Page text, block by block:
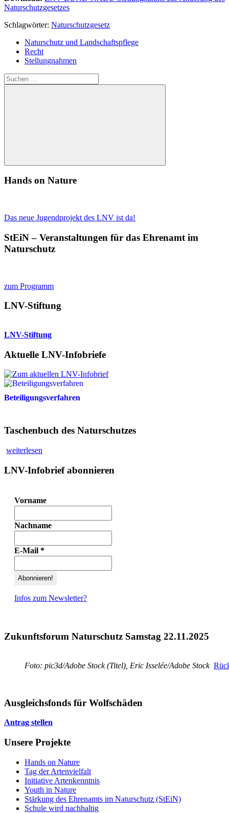
Naturschutzgesetzes
Schlagwörter: Naturschutzgesetz
Naturschutz und Landschaftspflege
Recht
Stellungnahmen
Suchen
nach:
Suchen
Hands on Nature
Das neue Jugendprojekt des LNV ist da!
StEiN – Veranstaltungen für das Ehrenamt im
Naturschutz
zum Programm
LNV-Stiftung
LNV-Stiftung
Aktuelle LNV-Infobriefe
Beteiligungsverfahren
Taschenbuch des Naturschutzes
weiterlesen
LNV-Infobrief abonnieren
Vorname
Nachname
E-Mail *
Infos zum Newsletter?
Zukunftsforum Naturschutz Samstag 22.11.2025
Foto: pic3d/Adobe Stock (Titel), Eric Isselée/Adobe Stock
Ausgleichsfonds für Wolfschäden
Antrag stellen
Unsere Projekte
Hands on Nature
Tag der Artenvielfalt
Initiative Artenkenntnis
Youth in Nature
Stärkung des Ehrenamts im Naturschutz (StEiN)
Schule wird nachhaltig